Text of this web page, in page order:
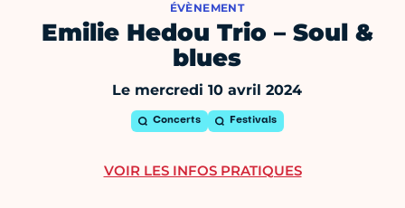
ÉVÈNEMENT
Emilie Hedou Trio – Soul &
blues
Le mercredi 10 avril 2024
Concerts Festivals
VOIR LES INFOS PRATIQUES